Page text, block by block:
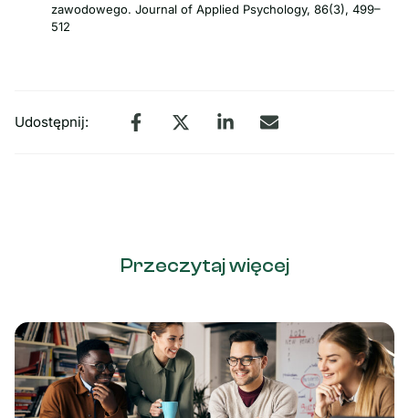
zawodowego. Journal of Applied Psychology, 86(3), 499–
512
Udostępnij:
Przeczytaj więcej